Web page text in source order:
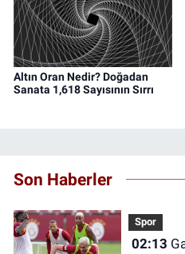
Altın Oran Nedir? Doğadan
Sanata 1,618 Sayısının Sırrı
Son Haberler
Spor
02:13